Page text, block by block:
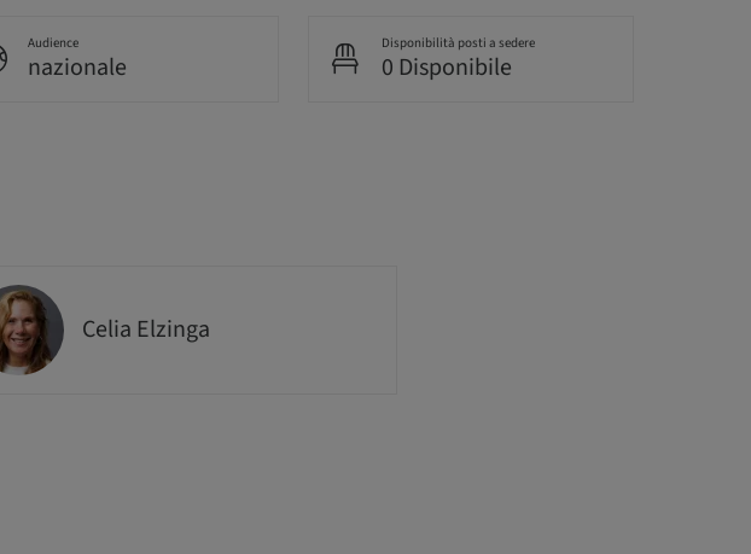
Audience
nazionale
Disponibilità posti a sedere
0 Disponibile
Celia Elzinga